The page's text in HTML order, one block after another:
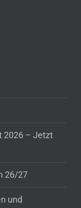
2026 – Jetzt
26/27
und